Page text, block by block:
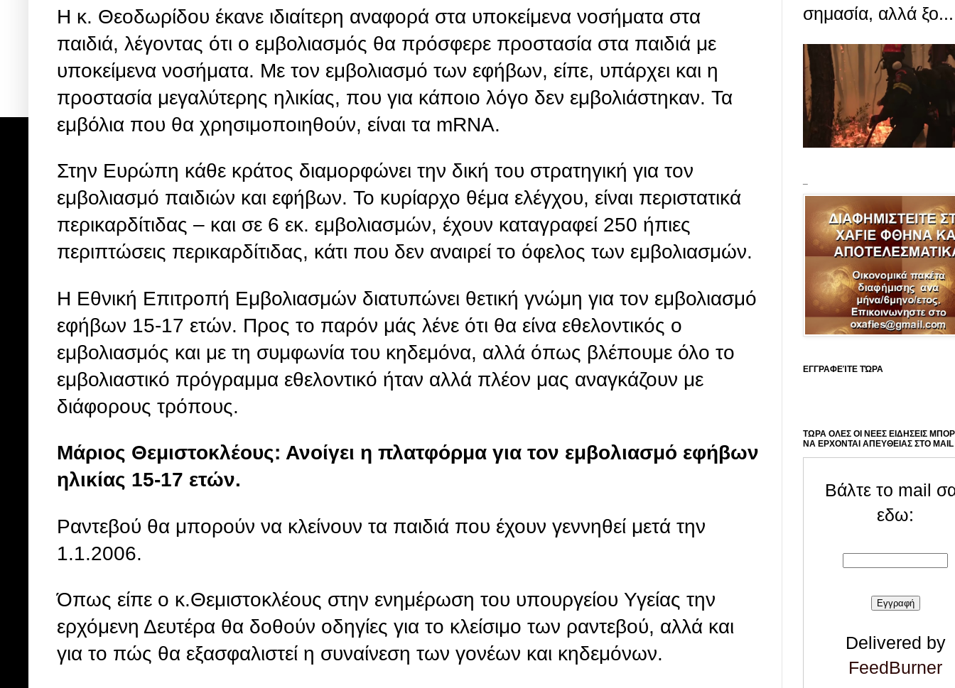
Η κ. Θεοδωρίδου έκανε ιδιαίτερη αναφορά στα υποκείμενα νοσήματα στα
παιδιά, λέγοντας ότι ο εμβολιασμός θα πρόσφερε προστασία στα παιδιά με
υποκείμενα νοσήματα. Με τον εμβολιασμό των εφήβων, είπε, υπάρχει και η
προστασία μεγαλύτερης ηλικίας, που για κάποιο λόγο δεν εμβολιάστηκαν. Τα
εμβόλια που θα χρησιμοποιηθούν, είναι τα mRNA.
Στην Ευρώπη κάθε κράτος διαμορφώνει την δική του στρατηγική για τον
εμβολιασμό παιδιών και εφήβων. Το κυρίαρχο θέμα ελέγχου, είναι περιστατικά
περικαρδίτιδας – και σε 6 εκ. εμβολιασμών, έχουν καταγραφεί 250 ήπιες
περιπτώσεις περικαρδίτιδας, κάτι που δεν αναιρεί το όφελος των εμβολιασμών.
Η Εθνική Επιτροπή Εμβολιασμών διατυπώνει θετική γνώμη για τον εμβολιασμό
εφήβων 15-17 ετών. Προς το παρόν μάς λένε ότι θα είνα εθελοντικός ο
εμβολιασμός και με τη συμφωνία του κηδεμόνα, αλλά όπως βλέπουμε όλο το
εμβολιαστικό πρόγραμμα εθελοντικό ήταν αλλά πλέον μας αναγκάζουν με
διάφορους τρόπους.
Μάριος Θεμιστοκλέους: Ανοίγει η πλατφόρμα για τον εμβολιασμό εφήβων
ηλικίας 15-17 ετών.
Ραντεβού θα μπορούν να κλείνουν τα παιδιά που έχουν γεννηθεί μετά την
1.1.2006.
Όπως είπε ο κ.Θεμιστοκλέους στην ενημέρωση του υπουργείου Υγείας την
ερχόμενη Δευτέρα θα δοθούν οδηγίες για το κλείσιμο των ραντεβού, αλλά και
για το πώς θα εξασφαλιστεί η συναίνεση των γονέων και κηδεμόνων.
σημασία, αλλά ξο...
ΕΓΓΡΑΦΕΊΤΕ ΤΏΡΑ
ΤΩΡΑ ΟΛΕΣ ΟΙ ΝΕΕΣ ΕΙΔΗΣΕΙΣ
ΝΑ ΕΡΧΟΝΤΑΙ ΑΠΕΥΘΕΙΑΣ ΣΤΟ
Βάλτε το mail
εδω:
Delivered by
FeedBurner